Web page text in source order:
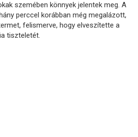
szemében könnyek jelentek meg. A
perccel korábban még megalázott,
felismerve, hogy elveszítette a
tiszteletét.